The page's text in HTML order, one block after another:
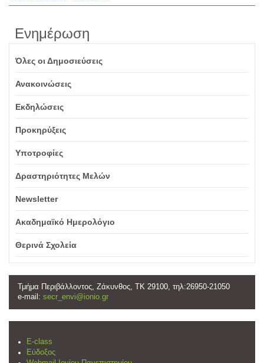
Ενημέρωση
Όλες οι Δημοσιεύσεις
Ανακοινώσεις
Εκδηλώσεις
Προκηρύξεις
Υποτροφίες
Δραστηριότητες Μελών
Newsletter
Ακαδημαϊκό Ημερολόγιο
Θερινά Σχολεία
Τμήμα Περιβάλλοντος, Ζάκυνθος, ΤΚ 29100, τηλ:26950-21050
e-mail: secr_envi@ionio.gr
E-class
Εύδοξος